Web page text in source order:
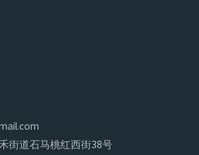
街道石马桃红西街38号